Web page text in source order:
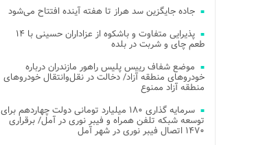
جاده جایگزین سد هراز تا هفته آینده افتتاح می‌شود
پذیرایی متفاوت و باشکوه از عزاداران حسینی با ۱۴
طعم چای و شربت در بلده
موضع شفاف رییس پلیس راهور مازندران درباره
خودروهای منطقه آزاد/ دخالت در نقل‌وانتقال خودروهای
منطقه آزاد ممنوع
سرمایه گذاری ۱۸۰ میلیارد تومانی دولت چهاردهم برای
توسعه شبکه تلفن همراه و فیبر نوری در آمل/ برقراری
۱۴۷۰ اتصال فیبر نوری در شهر آمل